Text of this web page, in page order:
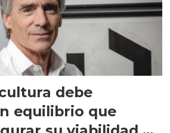
debe
equilibrio que